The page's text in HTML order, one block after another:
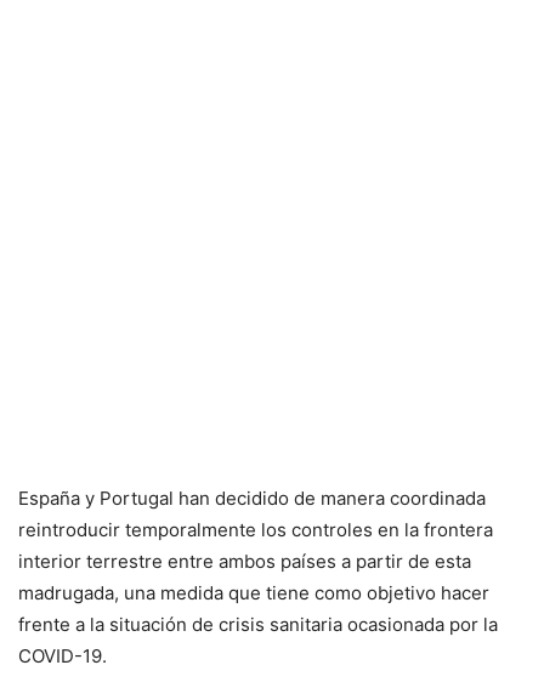
España y Portugal han decidido de manera coordinada
reintroducir temporalmente los controles en la frontera
interior terrestre entre ambos países a partir de esta
madrugada, una medida que tiene como objetivo hacer
frente a la situación de crisis sanitaria ocasionada por la
COVID-19.